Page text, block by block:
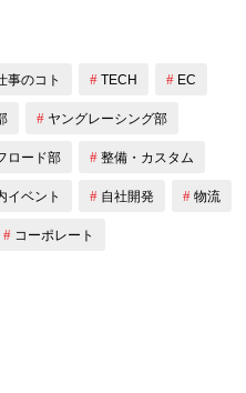
事のコト TECH EC
ヤングレーシング部
ロード部 整備・カスタム
イベント 自社開発 物流
コーポレート